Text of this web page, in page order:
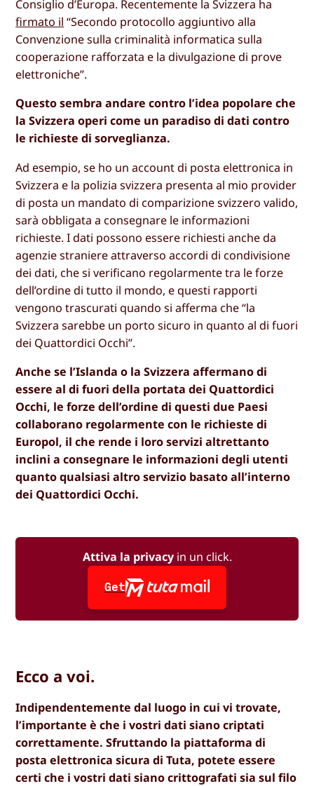
Consiglio d’Europa. Recentemente la Svizzera ha
firmato il “Secondo protocollo aggiuntivo alla
Convenzione sulla criminalità informatica sulla
cooperazione rafforzata e la divulgazione di prove
elettroniche”.
Questo sembra andare contro l’idea popolare che
la Svizzera operi come un paradiso di dati contro
le richieste di sorveglianza.
Ad esempio, se ho un account di posta elettronica in
Svizzera e la polizia svizzera presenta al mio provider
di posta un mandato di comparizione svizzero valido,
sarà obbligata a consegnare le informazioni
richieste. I dati possono essere richiesti anche da
agenzie straniere attraverso accordi di condivisione
dei dati, che si verificano regolarmente tra le forze
dell’ordine di tutto il mondo, e questi rapporti
vengono trascurati quando si afferma che “la
Svizzera sarebbe un porto sicuro in quanto al di fuori
dei Quattordici Occhi”.
Anche se l’Islanda o la Svizzera affermano di
essere al di fuori della portata dei Quattordici
Occhi, le forze dell’ordine di questi due Paesi
collaborano regolarmente con le richieste di
Europol, il che rende i loro servizi altrettanto
inclini a consegnare le informazioni degli utenti
quanto qualsiasi altro servizio basato all’interno
dei Quattordici Occhi.
Attiva la privacyin un click.
Get
Ecco a voi.
Indipendentemente dal luogo in cui vi trovate,
l’importante è che i vostri dati siano criptati
correttamente. Sfruttando la piattaforma di
posta elettronica sicura di Tuta, potete essere
certi che i vostri dati siano crittografati sia sul filo